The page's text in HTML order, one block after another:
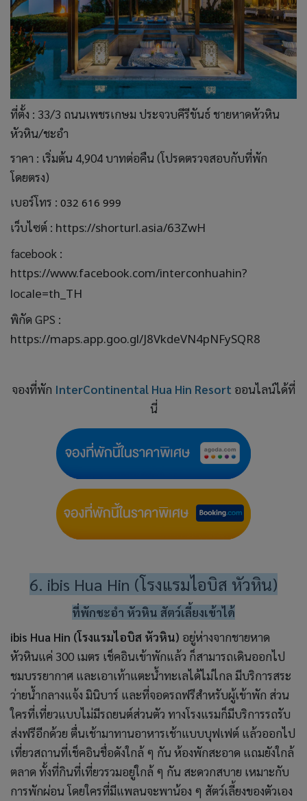
ที่ตั้ง : 33/3 ถนนเพชรเกษม ประจวบคีรีขันธ์ ชายหาดหัวหิน
หัวหิน/ชะอำ
ราคา : เริ่มต้น 4,904 บาทต่อคืน (โปรดตรวจสอบกับที่พัก
โดยตรง)
เบอร์โทร : 032 616 999
เว็บไซต์ : https://shorturl.asia/63ZwH
facebook :
https://www.facebook.com/interconhuahin?
locale=th_TH
พิกัด GPS :
https://maps.app.goo.gl/J8VkdeVN4pNFySQR8
จองที่พัก InterContinental Hua Hin Resort ออนไลน์ได้ที่
นี่
6. ibis Hua Hin (โรงแรมไอบิส หัวหิน)
ที่พักชะอำ หัวหิน สัตว์เลี้ยงเข้าได้
ibis Hua Hin (โรงแรมไอบิส หัวหิน) อยู่ห่างจากชายหาด
หัวหินแค่ 300 เมตร เช็คอินเข้าพักแล้ว ก็สามารถเดินออกไป
ชมบรรยากาศ และเอาเท้าแตะน้ำทะเลได้ไม่ไกล มีบริการสระ
ว่ายน้ำกลางแจ้ง มินิบาร์ และที่จอดรถฟรีสำหรับผู้เข้าพัก ส่วน
ใครที่เที่ยวแบบไม่มีรถยนต์ส่วนตัว ทางโรงแรมก็มีบริการรถรับ
ส่งฟรีอีกด้วย ตื่นเช้ามาทานอาหารเช้าแบบบุฟเฟต์ แล้วออกไป
เที่ยวสถานที่เช็คอินชื่อดังใกล้ ๆ กัน ห้องพักสะอาด แถมยังใกล้
ตลาด ทั้งที่กินที่เที่ยวรวมอยู่ใกล้ ๆ กัน สะดวกสบาย เหมาะกับ
การพักผ่อน โดยใครที่มีแพลนจะพาน้อง ๆ สัตว์เลี้ยงของตัวเอง